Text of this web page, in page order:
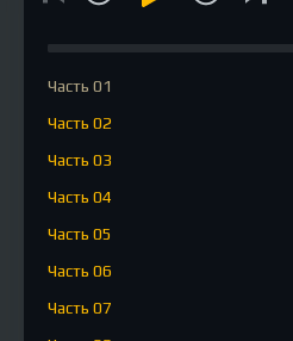
Часть 01
Часть 02
Часть 03
Часть 04
Часть 05
Часть 06
Часть 07